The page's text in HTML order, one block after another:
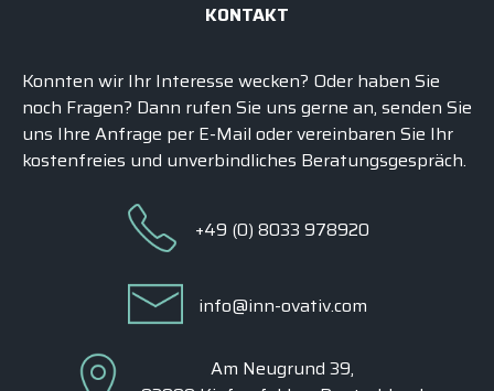
KONTAKT
Konnten wir Ihr Interesse wecken? Oder haben Sie
noch Fragen? Dann rufen Sie uns gerne an, senden Sie
uns Ihre Anfrage per E-Mail oder vereinbaren Sie Ihr
kostenfreies und unverbindliches Beratungsgespräch.
+49 (0) 8033 978920
info@inn-ovativ.com
Am Neugrund 39,